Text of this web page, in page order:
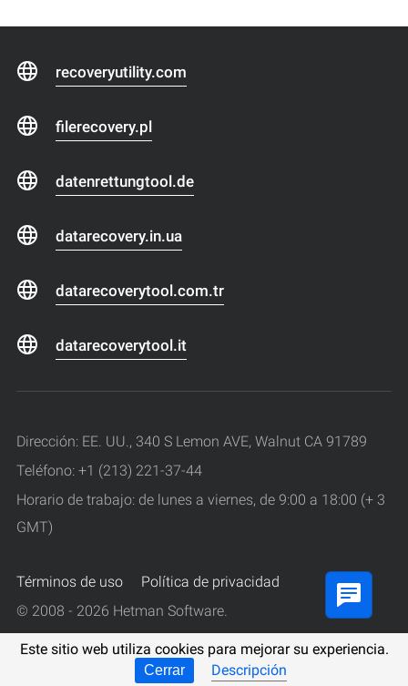
Este sitio web utiliza cookies para mejorar su experiencia.
Cerrar Descripción
recoveryutility.com
filerecovery.pl
datenrettungtool.de
datarecovery.in.ua
datarecoverytool.com.tr
datarecoverytool.it
Dirección: EE. UU., 340 S Lemon AVE, Walnut CA 91789
Teléfono: +1 (213) 221-37-44
Horario de trabajo: de lunes a viernes, de 9:00 a 18:00 (+ 3
GMT)
Términos de uso
Política de privacidad
© 2008 - 2026 Hetman Software.
Todos los derechos reservados.